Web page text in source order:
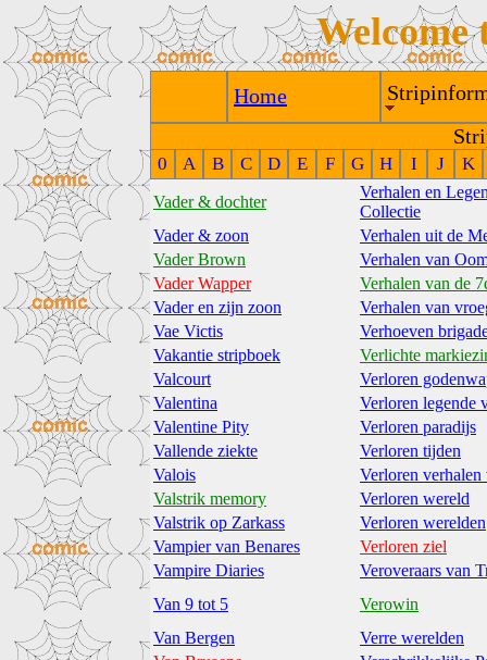
Welcome
Home
0 A B C D E F G H I J K
Vader & dochter
Verhalen en
Collectie
Vader & zoon
Verhalen uit de
Vader Brown
Verhalen van
Vader Wapper
Verhalen van de
Vader en zijn zoon
Verhalen van
Vae Victis
Verhoeven
Vakantie stripboek
Verlichte
Valcourt
Verloren
Valentina
Verloren legende
Valentine Pity
Verloren paradijs
Vallende ziekte
Verloren tijden
Valois
Verloren
Valstrik memory
Verloren wereld
Valstrik op Zarkass
Verloren werelden
Vampier van Benares
Verloren ziel
Vampire Diaries
Veroveraars van
Van 9 tot 5
Verowin
Van Bergen
Verre werelden